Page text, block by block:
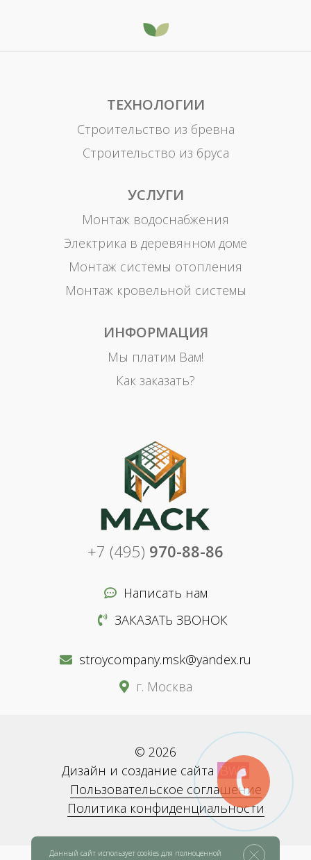
ТЕХНОЛОГИИ
Строительство из бревна
Строительство из бруса
УСЛУГИ
Монтаж водоснабжения
Электрика в деревянном доме
Монтаж системы отопления
Монтаж кровельной системы
ИНФОРМАЦИЯ
Мы платим Вам!
Как заказать?
+7 (495) 970-88-86
Написать нам
ЗАКАЗАТЬ ЗВОНОК
stroycompany.msk@yandex.ru
г. Москва
© 2026
Дизайн и создание сайта BWS
Пользовательское соглашение
Политика конфиденциальности
Данный сайт использует cookies для полноценной